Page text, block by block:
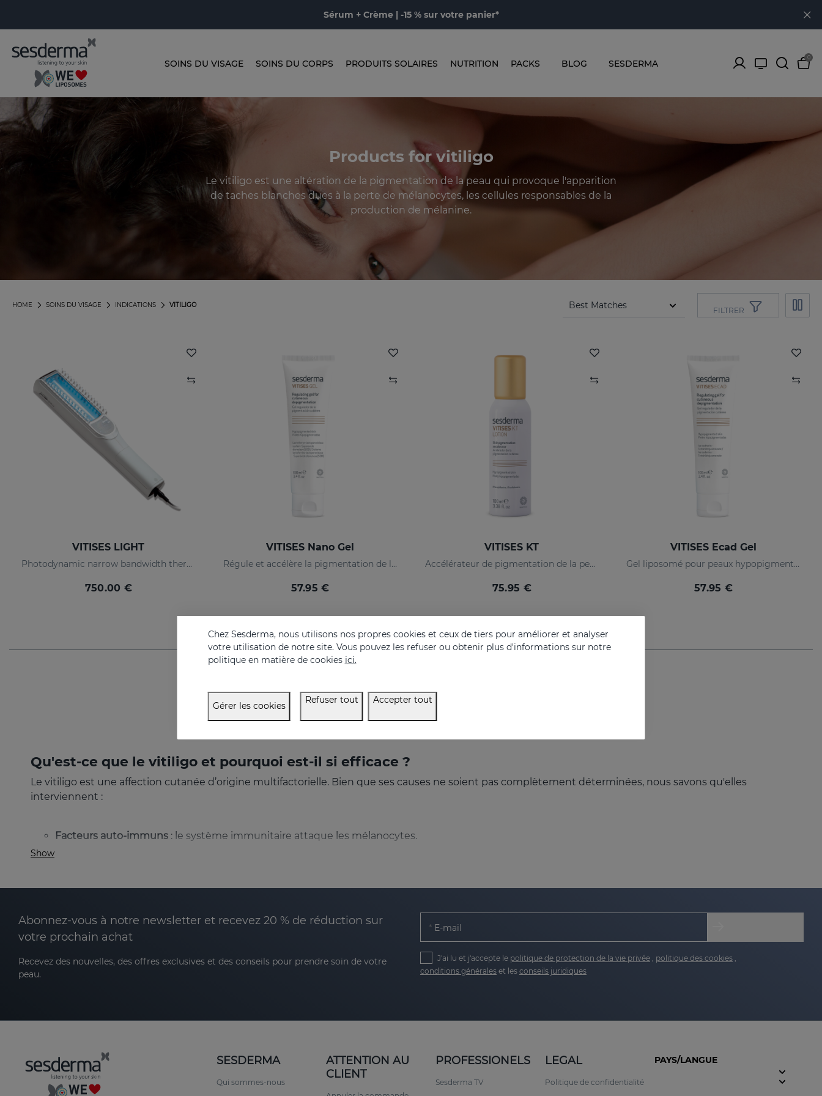
Sérum + Crème | -15 % sur votre panier*
SOINS DU VISAGE SOINS DU CORPS PRODUITS SOLAIRES NUTRITION PACKS BLOG SESDERMA
0
Products for vitiligo
Le vitiligo est une altération de la pigmentation de la peau qui provoque l'apparition
de taches blanches dues à la perte de mélanocytes, les cellules responsables de la
production de mélanine.
VITILIGO
INDICATIONS
SOINS DU VISAGE
HOME
FILTRER
VITISES LIGHT
Photodynamic narrow bandwidth therapy device
750.00 €
VITISES Nano Gel
Régule et accélère la pigmentation de la peau
57.95 €
VITISES KT
Accélérateur de pigmentation de la peau
75.95 €
VITISES Ecad Gel
Gel liposomé pour peaux hypopigmentées
57.95 €
Qu'est-ce que le vitiligo et pourquoi est-il si efficace ?
Le vitiligo est une affection cutanée d’origine multifactorielle. Bien que ses causes ne soient pas complètement déterminées, nous savons qu'elles
interviennent :
Facteurs auto-immuns : le système immunitaire attaque les mélanocytes.
contagieux ni douloureux, le vitiligo peut avoir un impact sur l’estime de soi et la qualité de vie.
Arrêter le processus de dépigmentation et induire la repigmentation.
Combattre le stress oxydatif.
Show
Abonnez-vous à notre newsletter et recevez 20 % de réduction sur
votre prochain achat
Recevez des nouvelles, des offres exclusives et des conseils pour prendre soin de votre
peau.
E-mail
J'ai lu et j'accepte le politique de protection de la vie privée politique des cookies
conditions générales et les conseils juridiques
SESDERMA
Qui sommes-nous
ATTENTION AU
CLIENT
PROFESSIONELS
Sesderma TV
LEGAL
Politique de confidentialité
PAYS/LANGUE
Chez Sesderma, nous utilisons nos propres cookies et ceux de tiers pour améliorer et analyser
votre utilisation de notre site. Vous pouvez les refuser ou obtenir plus d'informations sur notre
politique en matière de cookies ici.
Gérer les cookies
Refuser tout Accepter tout